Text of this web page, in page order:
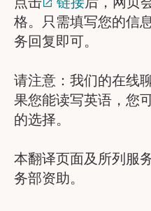
格。只需填写您的信
务回复即可。
请注意：我们的在线
果您能读写英语，您
的选择。
本翻译页面及所列服
务部资助。